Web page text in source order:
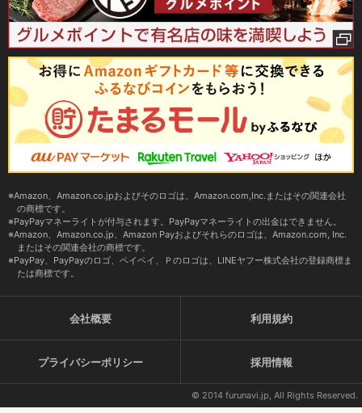
Amazon、Amazon.co.jpおよびそのロゴは、Amazon.com,Inc.またはその関連会社
の商標です。
PayPayマネーライトが付与されます。PayPayマネーライトの出金はできません。
Amazon、Amazon.co.jp、Amazon Payおよびそれらのロゴは、Amazon.com, Inc.
またはその関連会社の商標です。
PayPay、PayPayのロゴ、ペイペイ、Ｐのロゴは、LINEヤフー株式会社の登録商標ま
たは商標です。
会社概要 利用規約
プライバシーポリシー 採用情報
© 2014 furunavi.jp, All Rights Reserved.